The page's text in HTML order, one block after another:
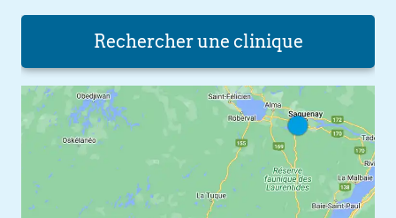
Rechercher une clinique